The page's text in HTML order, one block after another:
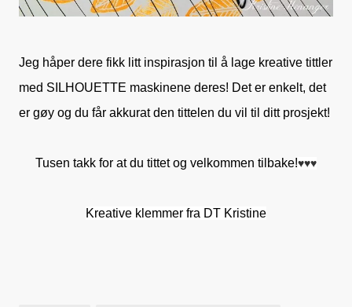
Jeg håper dere fikk litt inspirasjon til å lage kreative tittler
med SILHOUETTE maskinene deres! Det er enkelt, det
er gøy og du får akkurat den tittelen du vil til ditt prosjekt!
Tusen takk for at du tittet og velkommen tilbake!♥♥♥
Kreative klemmer fra DT Kristine